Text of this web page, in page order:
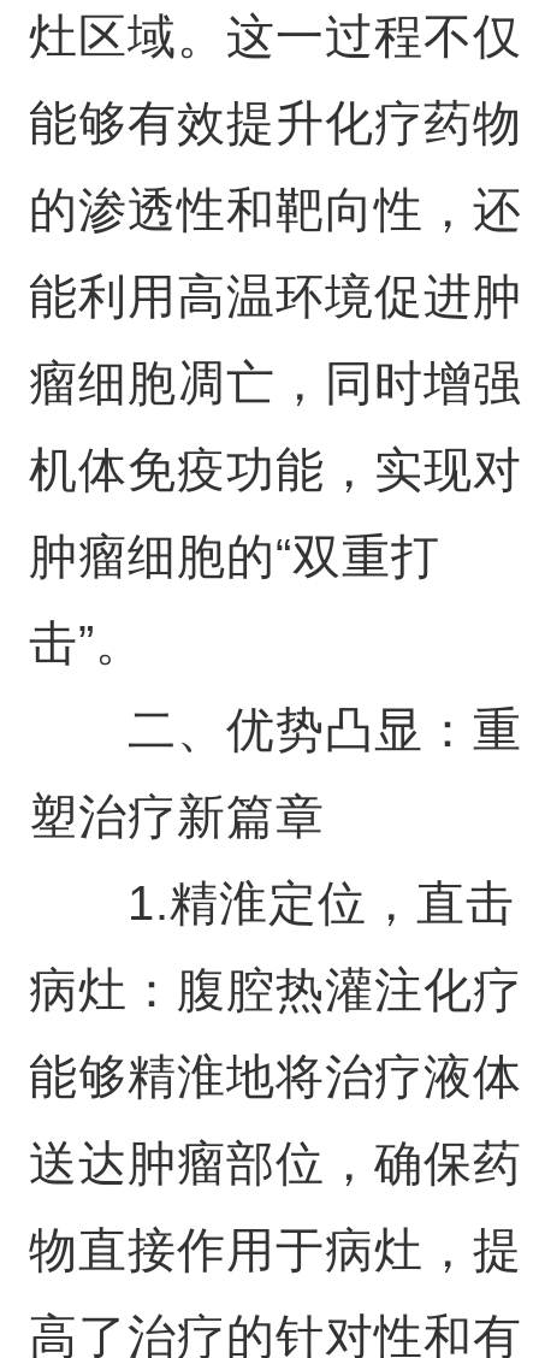
灶区域。这一过程不仅
能够有效提升化疗药物
的渗透性和靶向性，还
能利用高温环境促进肿
瘤细胞凋亡，同时增强
机体免疫功能，实现对
肿瘤细胞的“双重打
击”。
二、优势凸显：重
塑治疗新篇章
1.精淮定位，直击
病灶：腹腔热灌注化疗
能够精淮地将治疗液体
送达肿瘤部位，确保药
物直接作用于病灶，提
高了治疗的针对性和有